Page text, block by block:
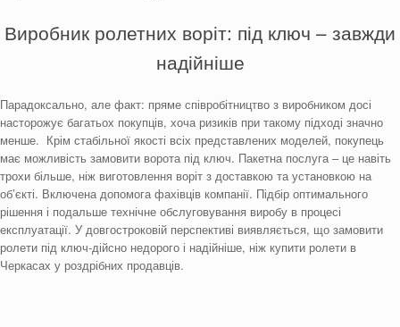
Виробник ролетних воріт: під ключ – завжди
надійніше
Парадоксально, але факт: пряме співробітництво з виробником досі
насторожує багатьох покупців, хоча ризиків при такому підході значно
менше. Крім стабільної якості всіх представлених моделей, покупець
має можливість замовити ворота під ключ. Пакетна послуга – це навіть
трохи більше, ніж виготовлення воріт з доставкою та установкою на
об’єкті. Включена допомога фахівців компанії. Підбір оптимального
рішення і подальше технічне обслуговування виробу в процесі
експлуатації. У довгостроковій перспективі виявляється, що замовити
ролети під ключ-дійсно недорого і надійніше, ніж купити ролети в
Черкасах у роздрібних продавців.